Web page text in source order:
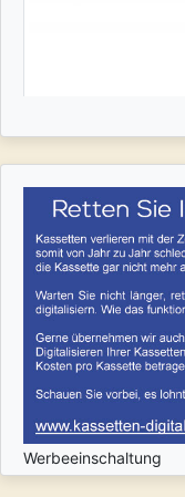
Werbeeinschaltung